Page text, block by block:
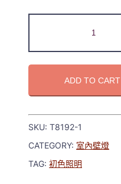
ADD TO CART
SKU: T8192-1
CATEGORY: 室內壁燈
TAG: 初色照明